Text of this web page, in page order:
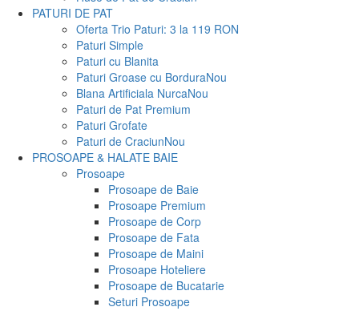
PATURI DE PAT
Oferta Trio Paturi: 3 la 119 RON
Paturi Simple
Paturi cu Blanita
Paturi Groase cu BorduraNou
Blana Artificiala NurcaNou
Paturi de Pat Premium
Paturi Grofate
Paturi de CraciunNou
PROSOAPE & HALATE BAIE
Prosoape
Prosoape de Baie
Prosoape Premium
Prosoape de Corp
Prosoape de Fata
Prosoape de Maini
Prosoape Hoteliere
Prosoape de Bucatarie
Seturi Prosoape